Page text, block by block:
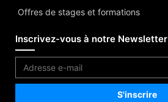
Offres de stages et formations
Inscrivez-vous à notre Newsletter